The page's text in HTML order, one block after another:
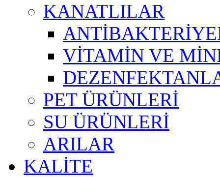
KANATLILAR
VİTAMİN VE
PET ÜRÜNLERİ
SU ÜRÜNLERİ
ARILAR
KALİTE